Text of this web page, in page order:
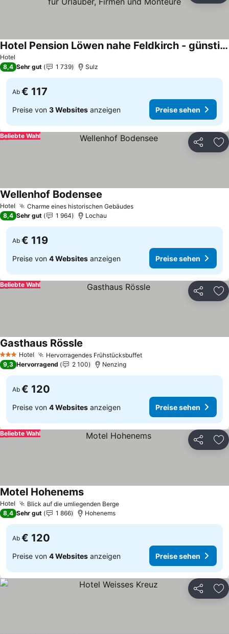
Hotel
Hotel Pension Löwen nahe Feldkirch - günstige Zimmer für Urlauber, Firmen und Monteure
Preise sehen
8,4 Sehr gut 1 739 Sulz
Ab € 117
Preise von 3 Websites anzeigen Preise sehen
Teilen
Beliebte Wahl
Hotel Charme eines historischen GebäudesPreise sehen
Wellenhof Bodensee
8,4 Sehr gut 1 964 Lochau
Ab € 119
Preise von 4 Websites anzeigen Preise sehen
Teilen
Beliebte Wahl
3 SterneHotel Hervorragendes FrühstücksbuffetPreise sehen
Gasthaus Rössle
9,3 Hervorragend 2 100 Nenzing
Ab € 120
Preise von 4 Websites anzeigen Preise sehen
Teilen
Beliebte Wahl
Hotel Blick auf die umliegenden BergePreise sehen
Motel HohenemsPreise sehen
8,4 Sehr gut 1 866 Hohenems
Ab € 120
Preise von 4 Websites anzeigen Preise sehen
Teilen